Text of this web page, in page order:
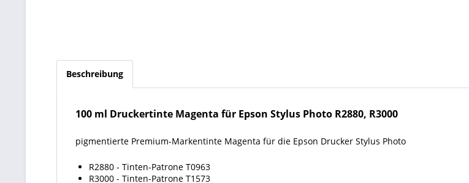
Beschreibung
100 ml Druckertinte Magenta für Epson Stylus Photo R2880, R3000
pigmentierte Premium-Markentinte Magenta für die Epson Drucker Stylus Photo
R2880 - Tinten-Patrone T0963
R3000 - Tinten-Patrone T1573